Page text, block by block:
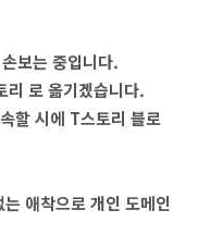
보는 중입니다.
리 로 옮기겠습니다.
할 시에 T스토리 블로
애착으로 개인 도메인